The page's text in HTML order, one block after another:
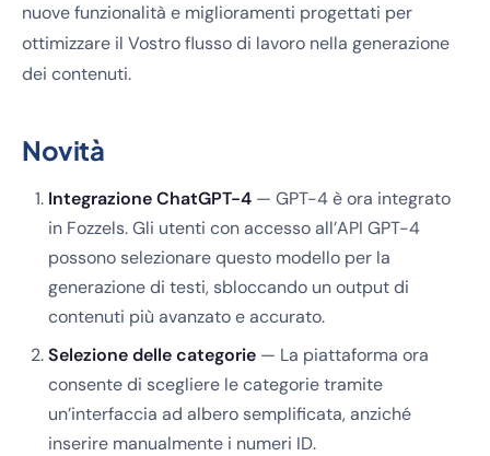
nuove funzionalità e miglioramenti progettati per
ottimizzare il Vostro flusso di lavoro nella generazione
dei contenuti.
Novità
Integrazione ChatGPT-4 — GPT-4 è ora integrato
in Fozzels. Gli utenti con accesso all’API GPT-4
possono selezionare questo modello per la
generazione di testi, sbloccando un output di
contenuti più avanzato e accurato.
Selezione delle categorie — La piattaforma ora
consente di scegliere le categorie tramite
un’interfaccia ad albero semplificata, anziché
inserire manualmente i numeri ID.